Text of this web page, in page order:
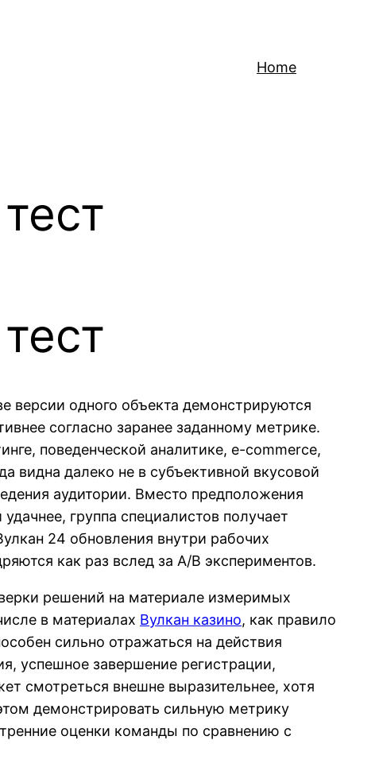
Home
версии одного объекта демонстрируются
согласно заранее заданному метрике.
поведенческой аналитике, e-commerce,
видна далеко не в субъективной вкусовой
аудитории. Вместо предположения
группа специалистов получает
24 обновления внутри рабочих
как раз вслед за A/B экспериментов.
решений на материале измеримых
в материалах Вулкан казино, как правило
сильно отражаться на действия
успешное завершение регистрации,
смотреться внешне выразительнее, хотя
демонстрировать сильную метрику
оценки команды по сравнению с